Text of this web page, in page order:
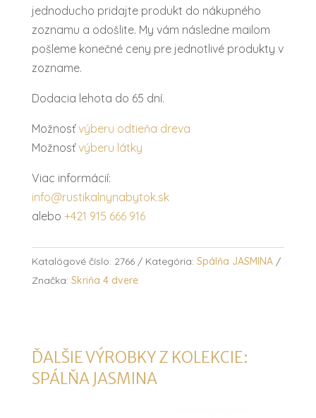
jednoducho pridajte produkt do nákupného
zoznamu a odošlite. My vám následne mailom
pošleme konečné ceny pre jednotlivé produkty v
zozname.
Dodacia lehota do 65 dní.
Možnosťvýberu odtieňa dreva
Možnosťvýberu látky
Viac informácií:
info@rustikalnynabytok.sk
alebo +421 915 666 916
Katalógové číslo: 2766 Kategória: Spálňa JASMINA
Značka: Skriňa 4 dvere
ĎALŠIE VÝROBKY Z KOLEKCIE:
SPÁLŇA JASMINA